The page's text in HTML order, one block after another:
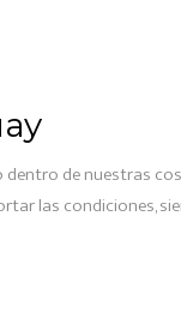
de nuestras
las condiciones,